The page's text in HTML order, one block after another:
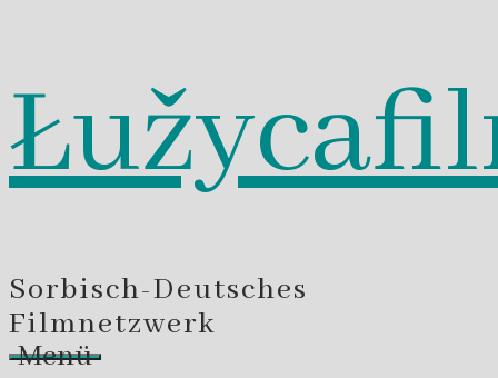
Zum
Inhalt
springen
Sorbisch-Deutsches
Filmnetzwerk
Menü